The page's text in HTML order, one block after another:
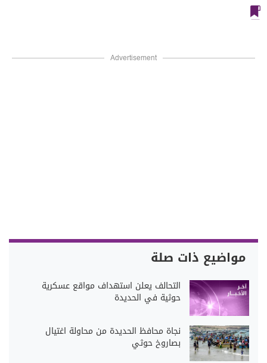
Advertisement
مواضيع ذات صلة
التحالف يعلن استهداف مواقع عسكرية
حوثية في الحديدة
نجاة محافظ الحديدة من محاولة اغتيال
بصاروخ حوثي